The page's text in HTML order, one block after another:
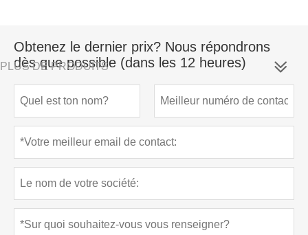
PLUS DE PRODUITS
Obtenez le dernier prix? Nous répondrons
dès que possible (dans les 12 heures)